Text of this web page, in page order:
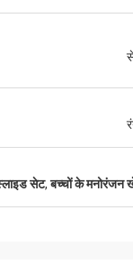
सेट,बच्चों के मनोरंजन